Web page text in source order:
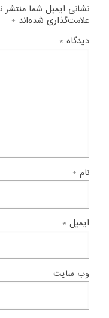
نشانی ایمیل شما
علامت‌گذاری شده‌اند *
دیدگاه *
نام *
ایمیل *
وب‌ سایت